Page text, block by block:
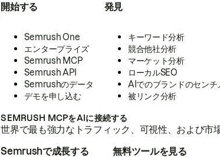
開始する
Semrush One
エンタープライズ
Semrush MCP
Semrush API
Semrushのデータ
デモを申し込む
発見
キーワード分析
競合他社分析
マーケット分析
ローカルSEO
AIでのブランドのセンチ
被リンク分析
SEMRUSH MCPをAIに接続する
世界で最も強力なトラフィック、可視性、および
Semrushで成長する 無料ツールを見る